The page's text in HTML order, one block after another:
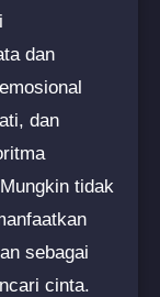
dan
dan
tidak
sebagai
cinta.